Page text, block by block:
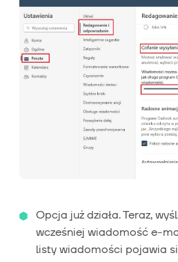
Opcja już działa. Teraz,
wcześniej wiadomość e-
listy wiadomości pojawia